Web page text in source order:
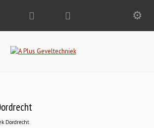
Dordrecht